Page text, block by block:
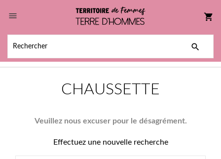
 shopping_cart

CHAUSSETTE
Veuillez nous excuser pour le désagrément.
Effectuez une nouvelle recherche